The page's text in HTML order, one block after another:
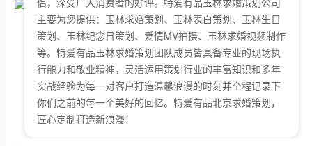
主要为您提供：玉林求婚策划、玉林表白策划、玉林生日
策划、玉林纪念日策划、爱情MV拍摄、玉林求婚视频制作
等。特爱有品玉林求婚策划团队成员皆具备专业的现场执
行能力和敬业精神，灵活运用策划行业的丰富知识和多年
实战经验为每一对客户打造温馨浪漫的时刻并全程记录下
你们之前的每一个美好的回忆。特爱有品北京求婚策划，
匠心定制打造新浪漫！